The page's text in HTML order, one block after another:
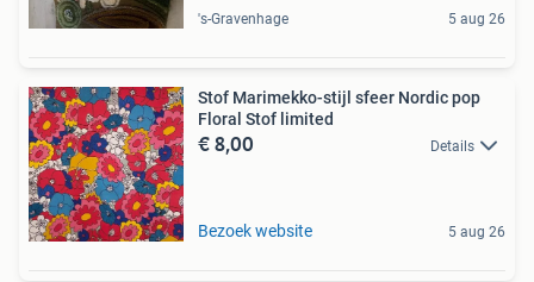
's-Gravenhage 5 aug 26
Stof Marimekko-stijl sfeer Nordic pop
Floral Stof limited
€ 8,00 Details
Bezoek website 5 aug 26